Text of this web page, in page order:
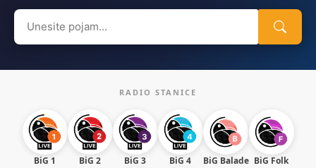
Search
for:
RADIO STANICE
BiG 1 BiG 2 BiG 3 BiG 4 BiG Balade BiG Folk